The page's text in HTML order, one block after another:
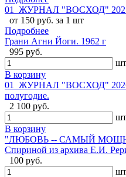
01_ЖУРНАЛ "ВОСХОД" 2025
от 150 руб. за 1 шт
Подробнее
Грани Агни Йоги. 1962 г
995 руб.
шт
В корзину
01_ЖУРНАЛ "ВОСХОД" 2026
полугодие.
2 100 руб.
шт
В корзину
"ЛЮБОВЬ -- САМЫЙ
Спириной из архива Е.И.
100 руб.
шт